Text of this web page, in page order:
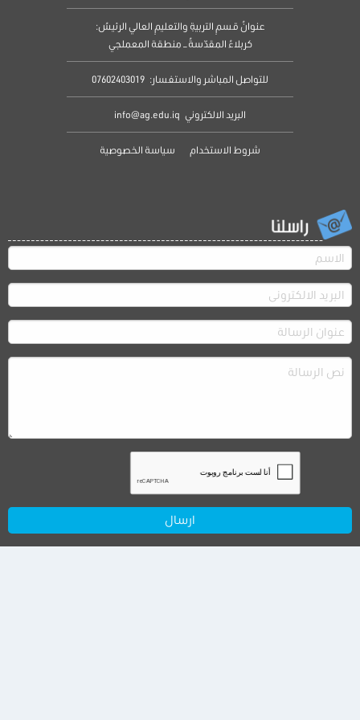
عنوانُ قسمِ التربيةِ والتعليمِ العالي الرئيسُ:
كربلاءُ المقدّسةُ – منطقة المعملجي
للتواصل المباشر والاستفسار: 07602403019
البريد الالكتروني info@ag.edu.iq
شروط الاستخدام سياسة الخصوصية